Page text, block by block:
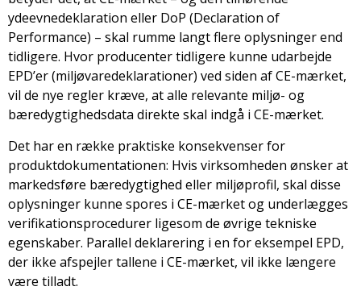
ydeevnedeklaration eller DoP (Declaration of
Performance) – skal rumme langt flere oplysninger end
tidligere. Hvor producenter tidligere kunne udarbejde
EPD’er (miljøvaredeklarationer) ved siden af CE-mærket,
vil de nye regler kræve, at alle relevante miljø- og
bæredygtighedsdata direkte skal indgå i CE-mærket.
Det har en række praktiske konsekvenser for
produktdokumentationen: Hvis virksomheden ønsker at
markedsføre bæredygtighed eller miljøprofil, skal disse
oplysninger kunne spores i CE-mærket og underlægges
verifikationsprocedurer ligesom de øvrige tekniske
egenskaber. Parallel deklarering i en for eksempel EPD,
der ikke afspejler tallene i CE-mærket, vil ikke længere
være tilladt.